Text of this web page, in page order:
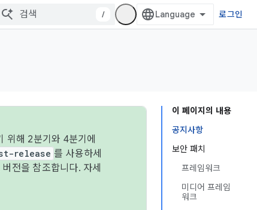
/ 로그인
이 페이지의 내용
공지사항
보안 패치
프레임워크
미디어 프레임
워크
위해 2분기와 4분기에
release 를 사용하세
전을 참조합니다. 자세